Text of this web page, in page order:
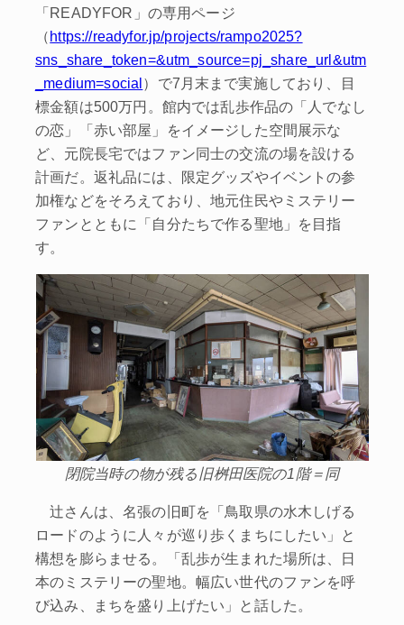
「READYFOR」の専用ページ
（https://readyfor.jp/projects/rampo2025?
sns_share_token=&utm_source=pj_share_url&utm
_medium=social）で7月末まで実施しており、目
標金額は500万円。館内では乱歩作品の「人でなし
の恋」「赤い部屋」をイメージした空間展示な
ど、元院長宅ではファン同士の交流の場を設ける
計画だ。返礼品には、限定グッズやイベントの参
加権などをそろえており、地元住民やミステリー
ファンとともに「自分たちで作る聖地」を目指
す。
閉院当時の物が残る旧桝田医院の1階＝同
辻さんは、名張の旧町を「鳥取県の水木しげる
ロードのように人々が巡り歩くまちにしたい」と
構想を膨らませる。「乱歩が生まれた場所は、日
本のミステリーの聖地。幅広い世代のファンを呼
び込み、まちを盛り上げたい」と話した。